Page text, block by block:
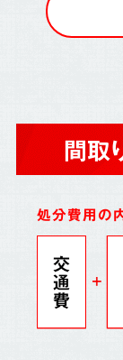
間取
処分費用の